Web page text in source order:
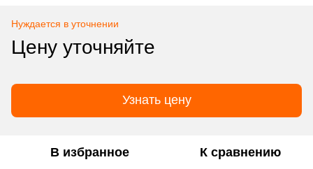
Нуждается в уточнении
Цену уточняйте
Узнать цену
В избранное К сравнению